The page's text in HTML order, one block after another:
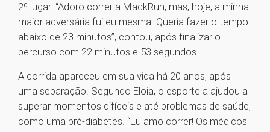
2º lugar. “Adoro correr a MackRun, mas, hoje, a minha
maior adversária fui eu mesma. Queria fazer o tempo
abaixo de 23 minutos”, contou, após finalizar o
percurso com 22 minutos e 53 segundos.
A corrida apareceu em sua vida há 20 anos, após
uma separação. Segundo Eloia, o esporte a ajudou a
superar momentos difíceis e até problemas de saúde,
como uma pré-diabetes. “Eu amo correr! Os médicos